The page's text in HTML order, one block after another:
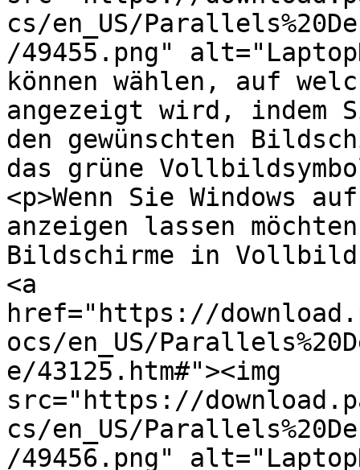
cs/en_US/
/49455.png"
können wählen, auf
angezeigt wird, indem
den gewünschten
das grüne
<p>Wenn Sie Windows
anzeigen lassen
Bildschirme in Vollbild
<a
href="https://
ocs/en_US/
e/43125.htm#"><img
src="https://
cs/en_US/
/49456.png"